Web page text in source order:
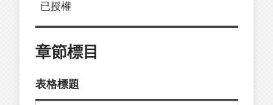
已授權
章節標目
表格標題